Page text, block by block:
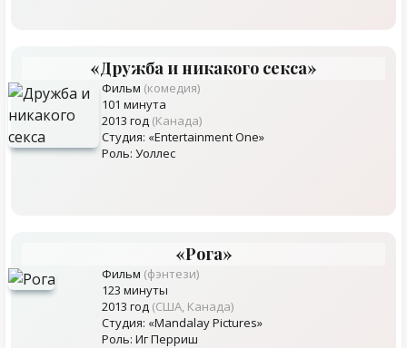
«Дружба и никакого секса»
Фильм (комедия)
101 минута
2013 год (Канада)
Студия: «Entertainment One»
Роль: Уоллес
«Рога»
Фильм (фэнтези)
123 минуты
2013 год (США, Канада)
Студия: «Mandalay Pictures»
Роль: Иг Перриш